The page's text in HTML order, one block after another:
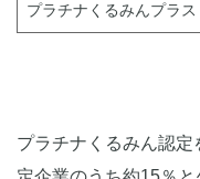
プラチナくるみんプラス
プラチナくるみん認